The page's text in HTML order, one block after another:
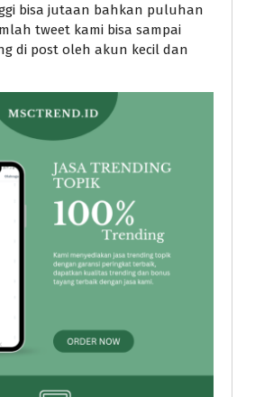
bisa jutaan bahkan puluhan
tweet kami bisa sampai
di post oleh akun kecil dan